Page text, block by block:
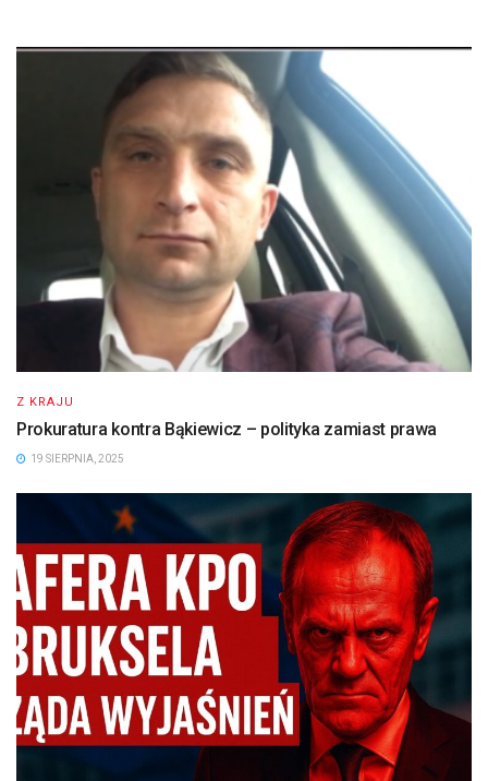
Z KRAJU
Prokuratura kontra Bąkiewicz – polityka zamiast prawa
19 SIERPNIA, 2025